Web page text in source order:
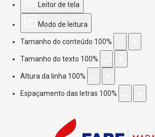
Leitor de tela
Modo de leitura
Tamanho do conteúdo 100%
Tamanho do texto 100%
Altura da linha 100%
Espaçamento das letras 100%